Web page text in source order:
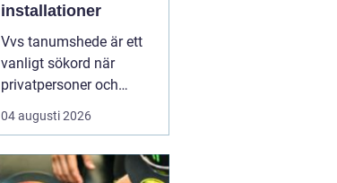
installationer
Vvs tanumshede är ett
vanligt sökord när
privatpersoner och
företag behöver hjälp
med värme, vatten och
Många undrar vad som
04 augusti 2026